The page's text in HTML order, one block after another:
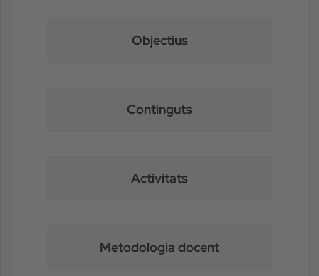
Objectius
Continguts
Activitats
Metodologia docent